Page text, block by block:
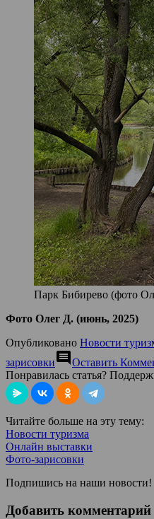
Парк Бибирево (фото
Фото Олег Д. (июнь, 2025)
Опубликовано Новости
зарисовкиcomment Оставить
Понравилась статья?
Читайте больше на эту тему:
Новости туризма
Онлайн выставки
Фото-зарисовки
Подпишись на наши новости!
Добавить комментарий